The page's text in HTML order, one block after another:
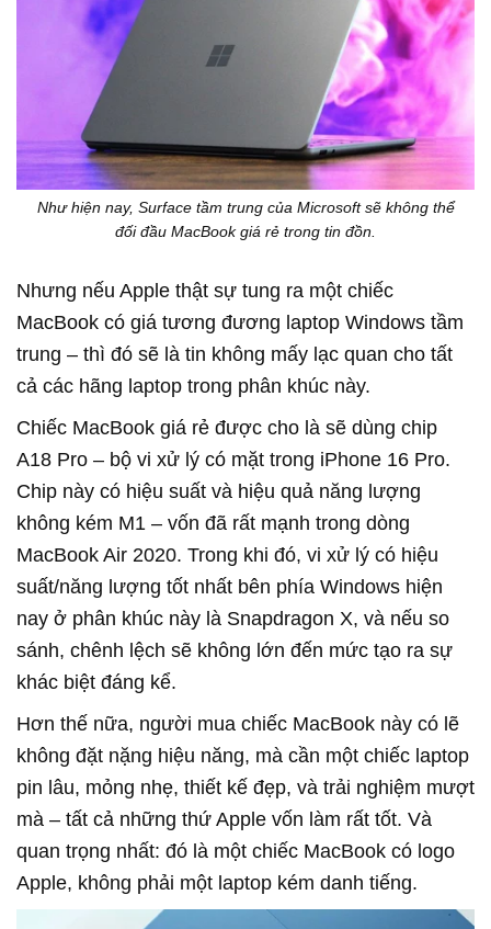
Như hiện nay, Surface tầm trung của Microsoft sẽ không thể
đối đầu MacBook giá rẻ trong tin đồn.
Nhưng nếu Apple thật sự tung ra một chiếc
MacBook có giá tương đương laptop Windows tầm
trung – thì đó sẽ là tin không mấy lạc quan cho tất
cả các hãng laptop trong phân khúc này.
Chiếc MacBook giá rẻ được cho là sẽ dùng chip
A18 Pro – bộ vi xử lý có mặt trong iPhone 16 Pro.
Chip này có hiệu suất và hiệu quả năng lượng
không kém M1 – vốn đã rất mạnh trong dòng
MacBook Air 2020. Trong khi đó, vi xử lý có hiệu
suất/năng lượng tốt nhất bên phía Windows hiện
nay ở phân khúc này là Snapdragon X, và nếu so
sánh, chênh lệch sẽ không lớn đến mức tạo ra sự
khác biệt đáng kể.
Hơn thế nữa, người mua chiếc MacBook này có lẽ
không đặt nặng hiệu năng, mà cần một chiếc laptop
pin lâu, mỏng nhẹ, thiết kế đẹp, và trải nghiệm mượt
mà – tất cả những thứ Apple vốn làm rất tốt. Và
quan trọng nhất: đó là một chiếc MacBook có logo
Apple, không phải một laptop kém danh tiếng.